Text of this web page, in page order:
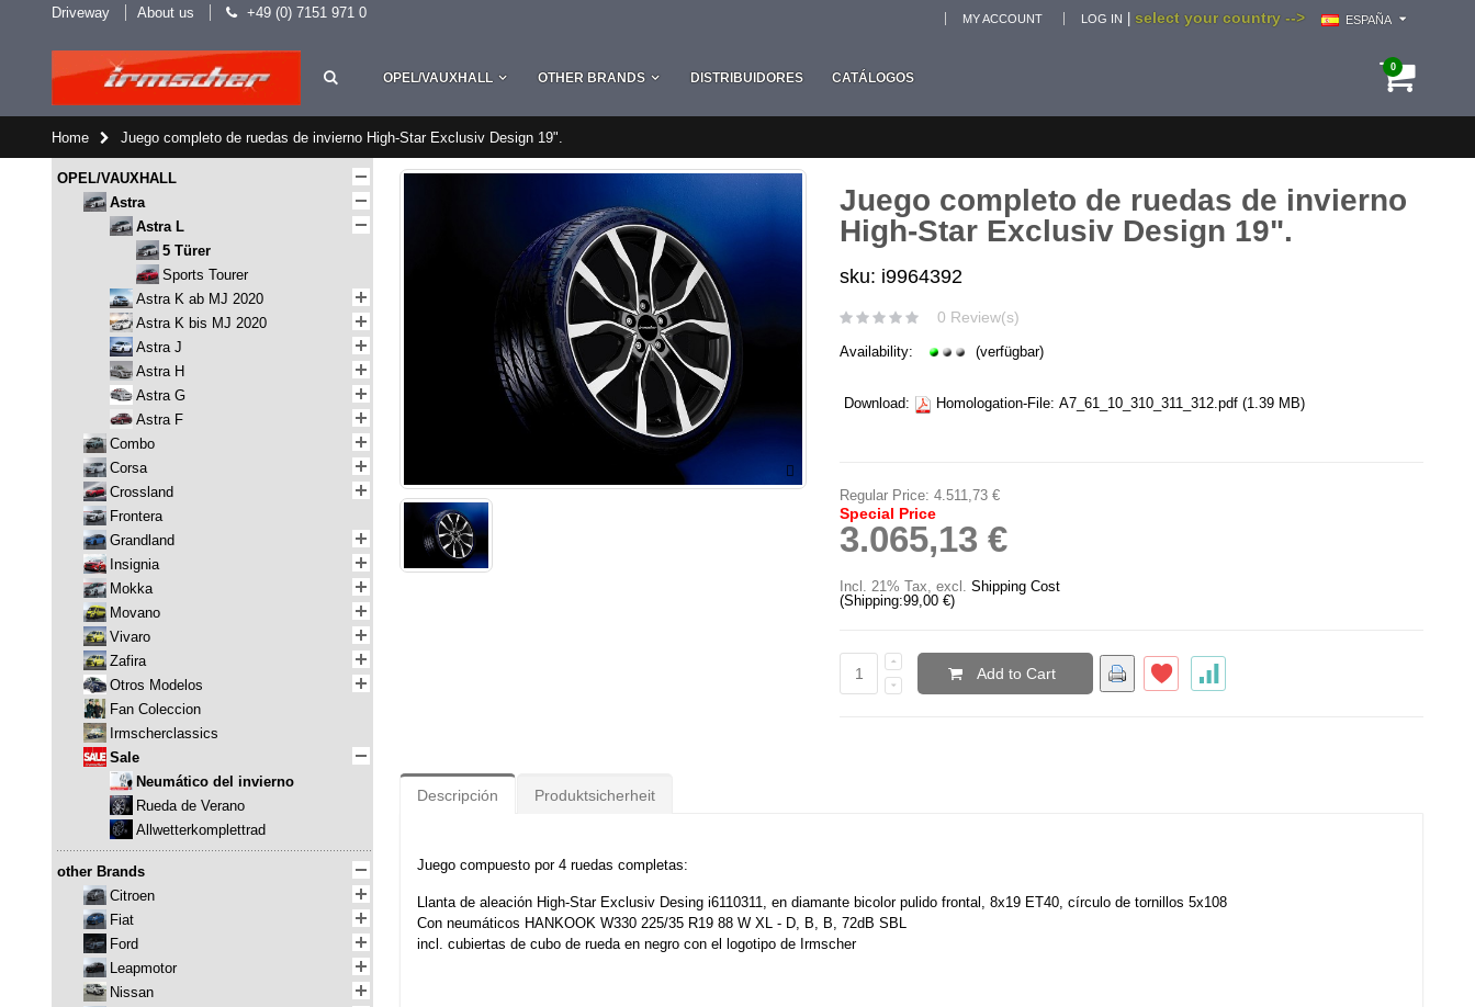
Driveway About us +49 (0) 7151 971 0 select your country --> ESPAÑA
MY ACCOUNT LOG IN
0
OPEL/VAUXHALL OTHER BRANDS DISTRIBUIDORES CATÁLOGOS
Home Juego completo de ruedas de invierno High-Star Exclusiv Design 19".
Juego completo de ruedas de invierno
High-Star Exclusiv Design 19".
sku: i9964392
0 Review(s)
Availability: (verfügbar)
Download: Homologation-File:A7_61_10_310_311_312.pdf (1.39 MB)
Regular Price: 4.511,73 €
Special Price
3.065,13 €
Incl. 21% Tax,excl.Shipping Cost
(Shipping:99,00 €)
Add to Cart
Descripción Produktsicherheit
Juego compuesto por 4 ruedas completas:
Llanta de aleación High-Star Exclusiv Desing i6110311, en diamante bicolor pulido frontal, 8x19 ET40, círculo de tornillos 5x108
Con neumáticos HANKOOK W330 225/35 R19 88 W XL - D, B, B, 72dB SBL
incl. cubiertas de cubo de rueda en negro con el logotipo de Irmscher
OPEL/VAUXHALL
Astra
Astra L
5 Türer
Sports Tourer
Astra K ab MJ 2020
Astra K bis MJ 2020
Astra J
Astra H
Astra G
Astra F
Combo
Corsa
Crossland
Frontera
Grandland
Insignia
Mokka
Movano
Vivaro
Zafira
Otros Modelos
Fan Coleccion
Irmscherclassics
Sale
Neumático del invierno
Rueda de Verano
Allwetterkomplettrad
other Brands
Citroen
Fiat
Ford
Leapmotor
Nissan